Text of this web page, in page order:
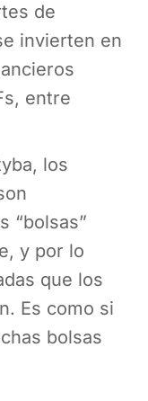
de
invierten en
entre
los
“bolsas”
y por lo
que los
Es como si
bolsas